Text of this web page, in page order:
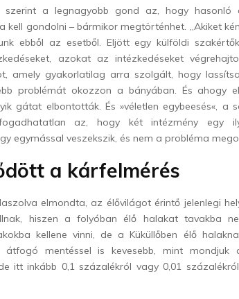
szerint a legnagyobb gond az, hogy
kell gondolni – bármikor megtörténhet.
„Akiket
ebből az esetből . Eljött egy külföldi
azokat az intézkedéseket
amely gyakorlatilag arra szolgált, hogy
problémát okozzon a bányában. És ahogy
gátat elbontották. És »véletlen egybeesés«, a
az, hogy két intézmény egy
egymással veszekszik, és nem a probléma
a kárfelmérés
elmondta, az élővilágot érintő jelenlegi
hiszen a folyóban élő halakat tavakba
kellene vinni, de a Küküllőben élő
átfogó mentéssel is kevesebb, mint
itt inkább 0,1 százalékról vagy 0,01